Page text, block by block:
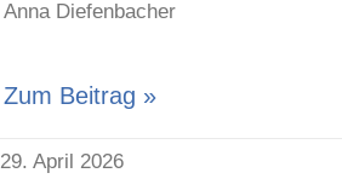
Anna Diefenbacher
Zum Beitrag »
29. April 2026